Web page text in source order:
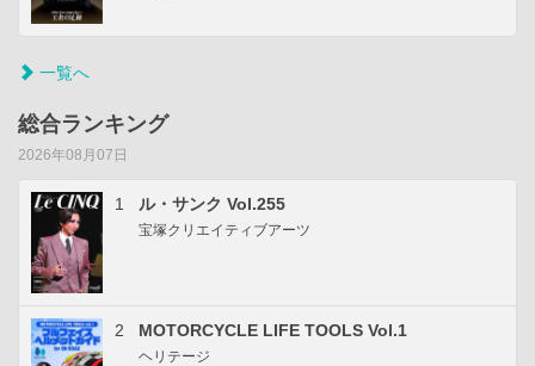
一覧へ
総合ランキング
2026年08月07日
1 ル・サンク Vol.255
宝塚クリエイティブアーツ
2 MOTORCYCLE LIFE TOOLS Vol.1
ヘリテージ